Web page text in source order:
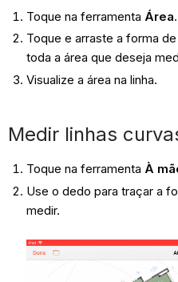
Toque na ferramenta Área.
Toque e arraste a forma
toda a área que deseja
Visualize a área na linha.
Medir linhas
Toque na ferramenta À
Use o dedo para traçar a
medir.